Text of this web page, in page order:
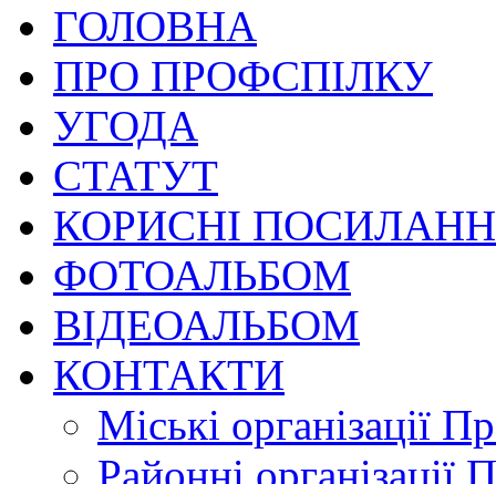
ГОЛОВНА
ПРО ПРОФСПІЛКУ
УГОДА
СТАТУТ
КОРИСНІ
ФОТОАЛЬБОМ
ВІДЕОАЛЬБОМ
КОНТАКТИ
Міські організації
Районні організації